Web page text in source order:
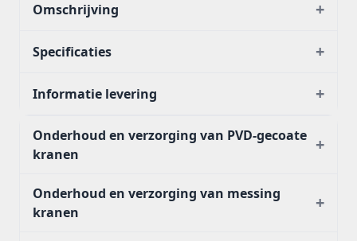
Omschrijving +
Specificaties +
Informatie levering +
Onderhoud en verzorging van PVD-gecoate
kranen
+
Onderhoud en verzorging van messing
kranen
+